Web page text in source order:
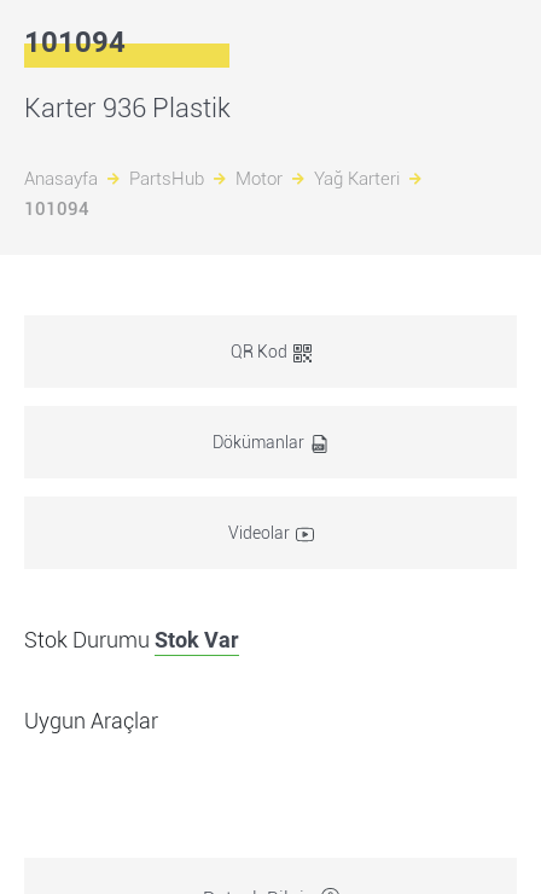
101094
Karter 936 Plastik
Anasayfa PartsHub Motor
Yağ Karteri
101094
QR Kod
Dökümanlar
Videolar
Stok Durumu Stok Var
Uygun Araçlar